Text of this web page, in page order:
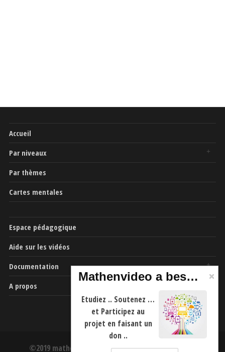
Accueil
Par niveaux
Par thèmes
Cartes mentales
Espace pédagogique
Aide sur les vidéos
Documentation
A propos
©2019 mathenvideo.fr -CGU-Mentions Légales
Mathenvideo a besoin de vous
Etudiez .. Soutenez …
et Participez au
projet en faisant un
don ..